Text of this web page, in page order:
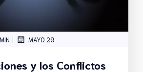
| MAYO 29
y los Conflictos